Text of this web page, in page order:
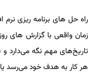
راه حل های برنامه ریزی نرم
زمان واقعی با گزارش های
تاریخ‌های مهم نگه می‌دارد
هر کار به هدف خود می‌رسد